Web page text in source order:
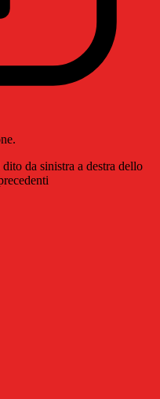
da sinistra a destra dello